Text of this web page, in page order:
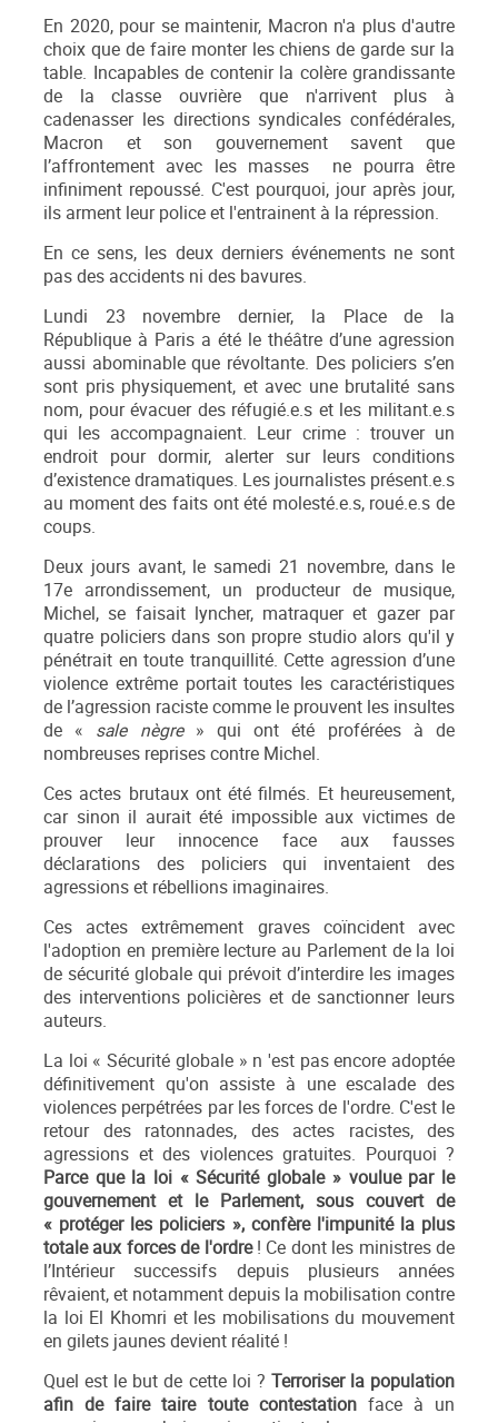
En 2020, pour se maintenir, Macron n'a plus d'autre
choix que de faire monter les chiens de garde sur la
table. Incapables de contenir la colère grandissante
de la classe ouvrière que n'arrivent plus à
cadenasser les directions syndicales confédérales,
Macron et son gouvernement savent que
l’affrontement avec les masses ne pourra être
infiniment repoussé. C'est pourquoi, jour après jour,
ils arment leur police et l'entrainent à la répression.
En ce sens, les deux derniers événements ne sont
pas des accidents ni des bavures.
Lundi 23 novembre dernier, la Place de la
République à Paris a été le théâtre d’une agression
aussi abominable que révoltante. Des policiers s’en
sont pris physiquement, et avec une brutalité sans
nom, pour évacuer des réfugié.e.s et les militant.e.s
qui les accompagnaient. Leur crime : trouver un
endroit pour dormir, alerter sur leurs conditions
d’existence dramatiques. Les journalistes présent.e.s
au moment des faits ont été molesté.e.s, roué.e.s de
coups.
Deux jours avant, le samedi 21 novembre, dans le
17e arrondissement, un producteur de musique,
Michel, se faisait lyncher, matraquer et gazer par
quatre policiers dans son propre studio alors qu'il y
pénétrait en toute tranquillité. Cette agression d’une
violence extrême portait toutes les caractéristiques
de l’agression raciste comme le prouvent les insultes
de « sale nègre» qui ont été proférées à de
nombreuses reprises contre Michel.
Ces actes brutaux ont été filmés. Et heureusement,
car sinon il aurait été impossible aux victimes de
prouver leur innocence face aux fausses
déclarations des policiers qui inventaient des
agressions et rébellions imaginaires.
Ces actes extrêmement graves coïncident avec
l'adoption en première lecture au Parlement de la loi
de sécurité globale qui prévoit d’interdire les images
des interventions policières et de sanctionner leurs
auteurs.
La loi « Sécurité globale » n 'est pas encore adoptée
définitivement qu'on assiste à une escalade des
violences perpétrées par les forces de l'ordre. C'est le
retour des ratonnades, des actes racistes, des
agressions et des violences gratuites. Pourquoi ?
Parce que la loi « Sécurité globale » voulue par le
gouvernement et le Parlement, sous couvert de
« protéger les policiers », confère l'impunité la plus
totale aux forces de l'ordre! Ce dont les ministres de
l’Intérieur successifs depuis plusieurs années
rêvaient, et notamment depuis la mobilisation contre
la loi El Khomri et les mobilisations du mouvement
en gilets jaunes devient réalité !
Quel est le but de cette loi ? Terroriser la population
afin de faire taire toute contestationface à un